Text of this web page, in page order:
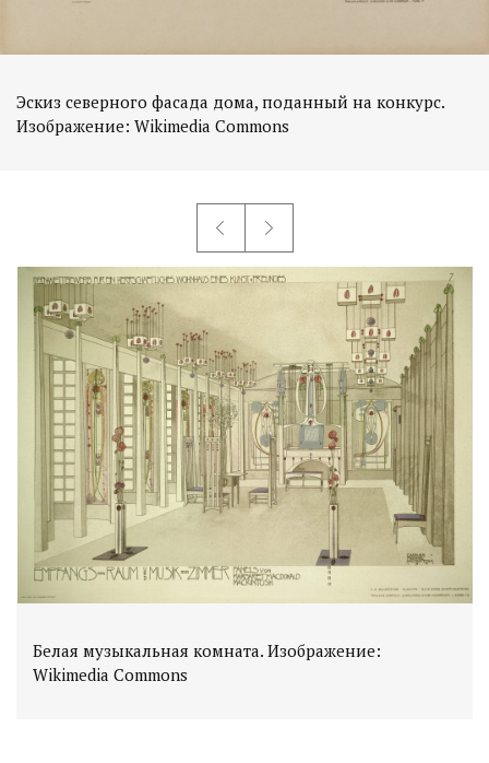
Эскиз северного фасада дома, поданный на конкурс.
Изображение: Wikimedia Commons
Белая музыкальная комната. Изображение:
Wikimedia Commons